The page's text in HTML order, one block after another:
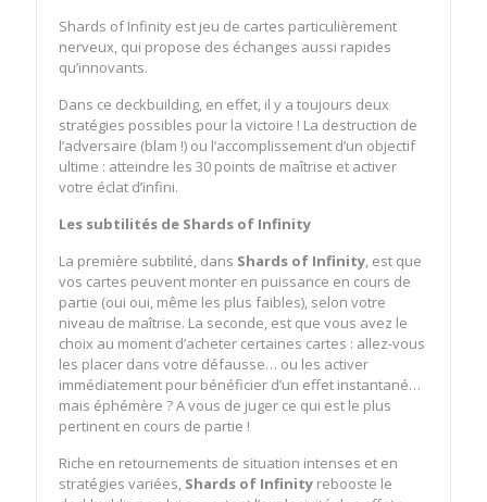
Shards of Infinity est jeu de cartes particulièrement
nerveux, qui propose des échanges aussi rapides
qu’innovants.
Dans ce deckbuilding, en effet, il y a toujours deux
stratégies possibles pour la victoire ! La destruction de
l’adversaire (blam !) ou l’accomplissement d’un objectif
ultime : atteindre les 30 points de maîtrise et activer
votre éclat d’infini.
Les subtilités de Shards of Infinity
La première subtilité, dans Shards of Infinity , est que
vos cartes peuvent monter en puissance en cours de
partie (oui oui, même les plus faibles), selon votre
niveau de maîtrise. La seconde, est que vous avez le
choix au moment d’acheter certaines cartes : allez-vous
les placer dans votre défausse… ou les activer
immédiatement pour bénéficier d’un effet instantané…
mais éphémère ? A vous de juger ce qui est le plus
pertinent en cours de partie !
Riche en retournements de situation intenses et en
stratégies variées, Shards of Infinity rebooste le